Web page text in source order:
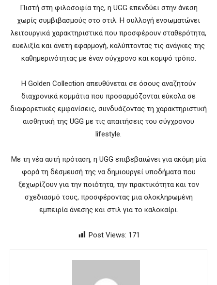
Πιστή στη φιλοσοφία της, η UGG επενδύει στην άνεση
χωρίς συμβιβασμούς στο στιλ. Η συλλογή ενσωματώνει
λειτουργικά χαρακτηριστικά που προσφέρουν σταθερότητα,
ευελιξία και άνετη εφαρμογή, καλύπτοντας τις ανάγκες της
καθημερινότητας με έναν σύγχρονο και κομψό τρόπο.
Η Golden Collection απευθύνεται σε όσους αναζητούν
διαχρονικά κομμάτια που προσαρμόζονται εύκολα σε
διαφορετικές εμφανίσεις, συνδυάζοντας τη χαρακτηριστική
αισθητική της UGG με τις απαιτήσεις του σύγχρονου
lifestyle.
Με τη νέα αυτή πρόταση, η UGG επιβεβαιώνει για ακόμη μία
φορά τη δέσμευσή της να δημιουργεί υποδήματα που
ξεχωρίζουν για την ποιότητα, την πρακτικότητα και τον
σχεδιασμό τους, προσφέροντας μια ολοκληρωμένη
εμπειρία άνεσης και στιλ για το καλοκαίρι.
Post Views: 171